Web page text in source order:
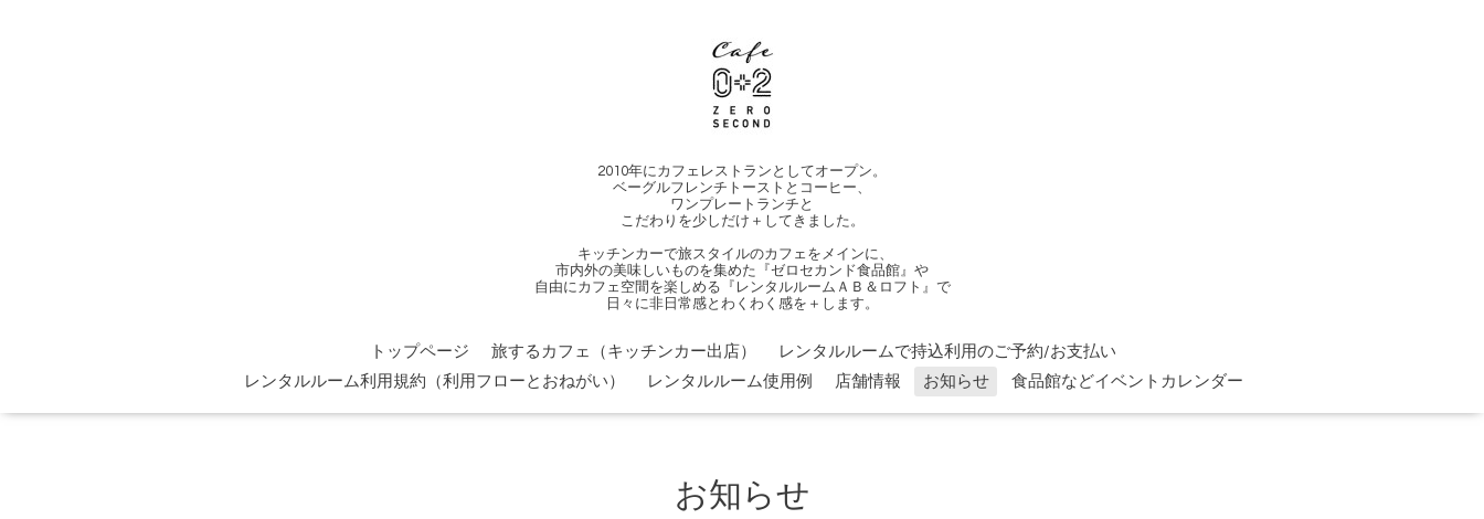
2010年にカフェレストランとしてオープン。
ベーグルフレンチトーストとコーヒー、
ワンプレートランチと
こだわりを少しだけ＋してきました。
キッチンカーで旅スタイルのカフェをメインに、
市内外の美味しいものを集めた『ゼロセカンド食品館』や
自由にカフェ空間を楽しめる『レンタルルームＡＢ＆ロフト』で
日々に非日常感とわくわく感を＋します。
トップページ 旅するカフェ（キッチンカー出店）
レンタルルームで持込利用のご予約/お支払い
レンタルルーム利用規約（利用フローとおねがい）
レンタルルーム使用例 店舗情報 お知らせ 食品館などイベントカレンダー
お知らせ